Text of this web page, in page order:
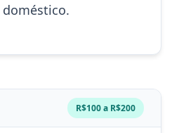
R$100 a R$200